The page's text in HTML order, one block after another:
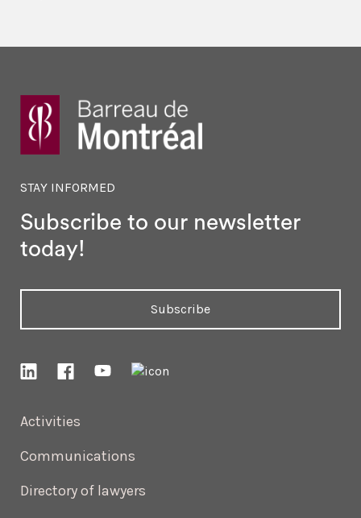
Activities
Communications
Directory of lawyers
STAY INFORMED
Subscribe to our newsletter
today!
Subscribe